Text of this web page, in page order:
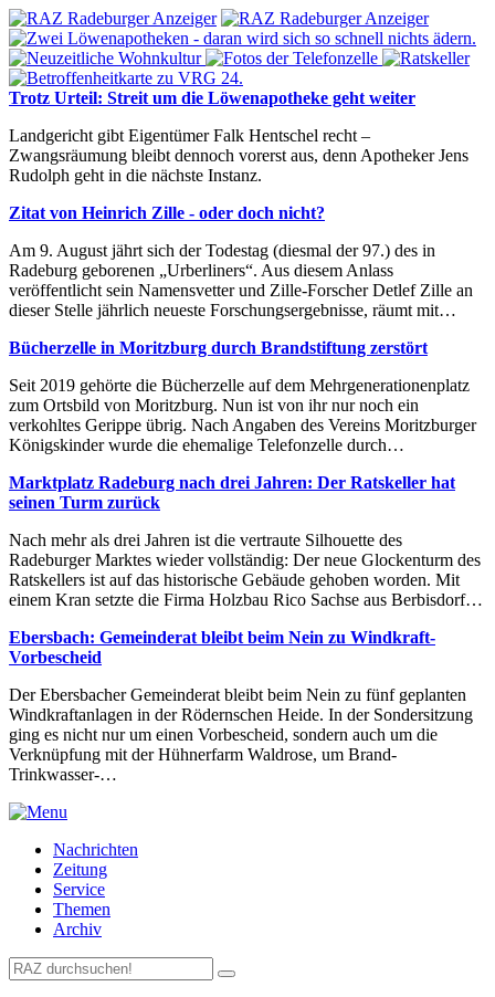
Trotz Urteil: Streit um die Löwenapotheke geht weiter
Landgericht gibt Eigentümer Falk Hentschel recht –
Zwangsräumung bleibt dennoch vorerst aus, denn Apotheker Jens
Rudolph geht in die nächste Instanz.
Zitat von Heinrich Zille - oder doch nicht?
Am 9. August jährt sich der Todestag (diesmal der 97.) des in
Radeburg geborenen „Urberliners“. Aus diesem Anlass
veröffentlicht sein Namensvetter und Zille-Forscher Detlef Zille an
dieser Stelle jährlich neueste Forschungsergebnisse, räumt mit…
Bücherzelle in Moritzburg durch Brandstiftung zerstört
Seit 2019 gehörte die Bücherzelle auf dem Mehrgenerationenplatz
zum Ortsbild von Moritzburg. Nun ist von ihr nur noch ein
verkohltes Gerippe übrig. Nach Angaben des Vereins Moritzburger
Königskinder wurde die ehemalige Telefonzelle durch…
Marktplatz Radeburg nach drei Jahren: Der Ratskeller hat
seinen Turm zurück
Nach mehr als drei Jahren ist die vertraute Silhouette des
Radeburger Marktes wieder vollständig: Der neue Glockenturm des
Ratskellers ist auf das historische Gebäude gehoben worden. Mit
einem Kran setzte die Firma Holzbau Rico Sachse aus Berbisdorf…
Ebersbach: Gemeinderat bleibt beim Nein zu Windkraft-
Vorbescheid
Der Ebersbacher Gemeinderat bleibt beim Nein zu fünf geplanten
Windkraftanlagen in der Rödernschen Heide. In der Sondersitzung
ging es nicht nur um einen Vorbescheid, sondern auch um die
Verknüpfung mit der Hühnerfarm Waldrose, um Brand-
Trinkwasser-…
Nachrichten
Zeitung
Service
Themen
Archiv